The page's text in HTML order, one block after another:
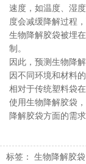
速度，如温度、湿
度会减缓降解过程
生物降解胶袋被埋
制。
因此，预测 生物降
因不同环境和材料
相对于传统塑料袋
使用生物降解胶袋
降解胶袋方面的需
标签： 生物降解胶袋